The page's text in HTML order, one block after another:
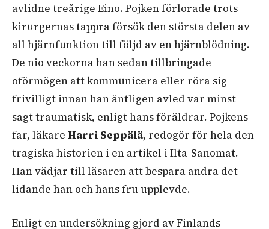
avlidne treårige Eino. Pojken förlorade trots
kirurgernas tappra försök den största delen av
all hjärnfunktion till följd av en hjärnblödning.
De nio veckorna han sedan tillbringade
oförmögen att kommunicera eller röra sig
frivilligt innan han äntligen avled var minst
sagt traumatisk, enligt hans föräldrar. Pojkens
far, läkare Harri Seppälä, redogör för hela den
tragiska historien i en artikel i Ilta-Sanomat.
Han vädjar till läsaren att bespara andra det
lidande han och hans fru upplevde.
Enligt en undersökning gjord av Finlands